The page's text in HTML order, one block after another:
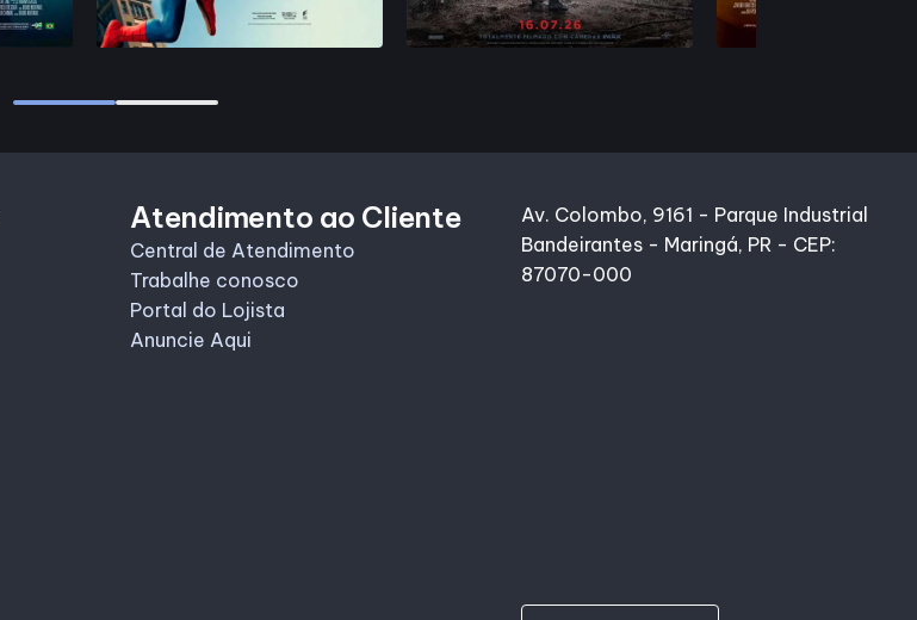
Atendimento ao Cliente
Central de Atendimento
Trabalhe conosco
Portal do Lojista
Anuncie Aqui
Av. Colombo, 9161 - Parque Industrial
Bandeirantes - Maringá, PR - CEP:
87070-000